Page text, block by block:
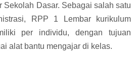
Sekolah Dasar. Sebagai salah satu
RPP 1 Lembar kurikulum
per individu, dengan tujuan
alat bantu mengajar di kelas.